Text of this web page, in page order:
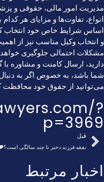
مدیریت امور مالی، حقوقی و
انواع، تفاوت‌ها و مزایای هر
اساس شرایط خاص خود انتخاب
و انتخاب وکیل مناسب نیز از
مشکلات احتمالی جلوگیری
دارید، ارسال کامنت و مشاوره با
شما باشد، به خصوص اگر به
می‌توانید از حقوق خود محافظت
?
p=3969
قبل
اخبار مرتبط